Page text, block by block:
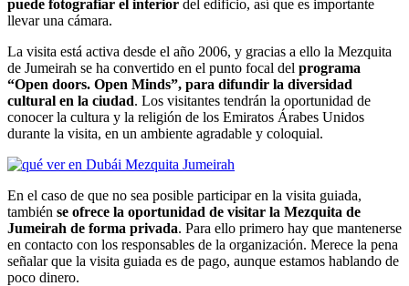
puede fotografiar el interior del edificio, así que es importante
llevar una cámara.
La visita está activa desde el año 2006, y gracias a ello la Mezquita
de Jumeirah se ha convertido en el punto focal del programa
“Open doors. Open Minds”, para difundir la diversidad
cultural en la ciudad. Los visitantes tendrán la oportunidad de
conocer la cultura y la religión de los Emiratos Árabes Unidos
durante la visita, en un ambiente agradable y coloquial.
En el caso de que no sea posible participar en la visita guiada,
también se ofrece la oportunidad de visitar la Mezquita de
Jumeirah de forma privada. Para ello primero hay que mantenerse
en contacto con los responsables de la organización. Merece la pena
señalar que la visita guiada es de pago, aunque estamos hablando de
poco dinero.